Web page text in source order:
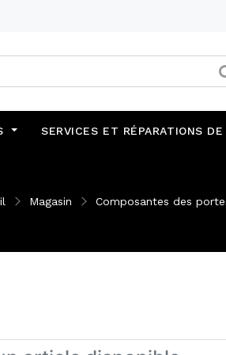
SERVICES ET RÉPARATIONS DE
Magasin Composantes des